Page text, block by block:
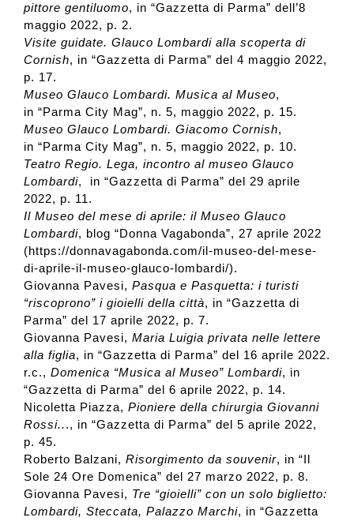
pittore gentiluomo, in “Gazzetta di Parma” dell’8
maggio 2022, p. 2.
Visite guidate. Glauco Lombardi alla scoperta di
Cornish, in “Gazzetta di Parma” del 4 maggio 2022,
p. 17.
Museo Glauco Lombardi. Musica al Museo,
in “Parma City Mag”, n. 5, maggio 2022, p. 15.
Museo Glauco Lombardi. Giacomo Cornish,
in “Parma City Mag”, n. 5, maggio 2022, p. 10.
Teatro Regio. Lega, incontro al museo Glauco
Lombardi, in “Gazzetta di Parma” del 29 aprile
2022, p. 11.
Il Museo del mese di aprile: il Museo Glauco
Lombardi, blog “Donna Vagabonda”, 27 aprile 2022
(https://donnavagabonda.com/il-museo-del-mese-
di-aprile-il-museo-glauco-lombardi/).
Giovanna Pavesi, Pasqua e Pasquetta: i turisti
“riscoprono” i gioielli della città, in “Gazzetta di
Parma” del 17 aprile 2022, p. 7.
Giovanna Pavesi, Maria Luigia privata nelle lettere
alla figlia, in “Gazzetta di Parma” del 16 aprile 2022.
r.c., Domenica “Musica al Museo” Lombardi, in
“Gazzetta di Parma” del 6 aprile 2022, p. 14.
Nicoletta Piazza, Pioniere della chirurgia Giovanni
Rossi..., in “Gazzetta di Parma” del 5 aprile 2022,
p. 45.
Roberto Balzani, Risorgimento da souvenir, in “Il
Sole 24 Ore Domenica” del 27 marzo 2022, p. 8.
Giovanna Pavesi, Tre “gioielli” con un solo biglietto:
Lombardi, Steccata, Palazzo Marchi, in “Gazzetta
2008
2007
2006
2005
2004
2003